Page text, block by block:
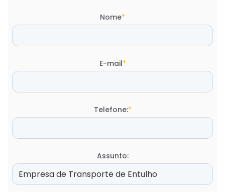
Nome*
E-mail*
Telefone:*
Assunto: